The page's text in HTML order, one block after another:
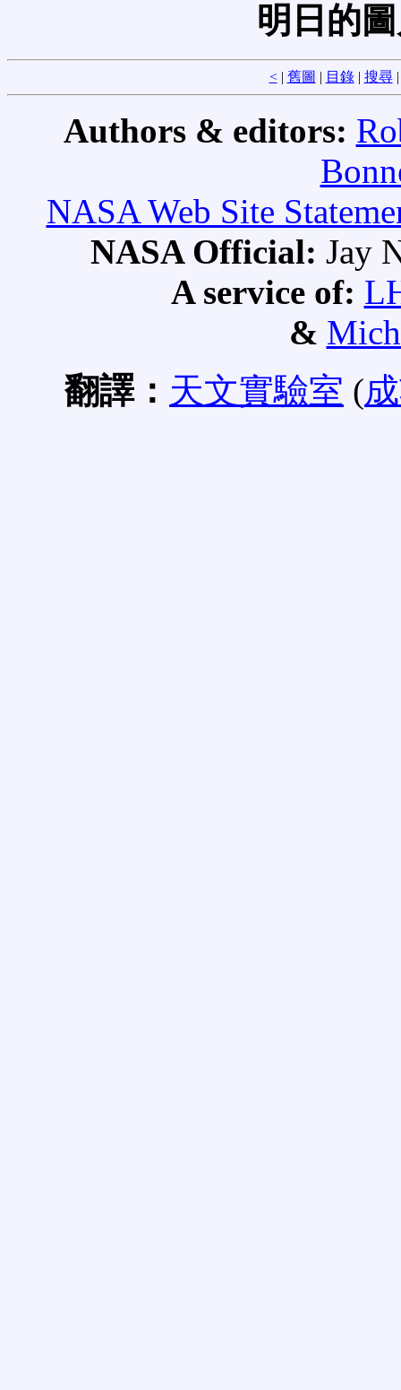
明日的
<| 舊圖 | 目錄| 搜尋
Authors & editors:
NASA Web Site
NASA Official: Jay
A service of:
&
翻譯： 天文實驗室 (